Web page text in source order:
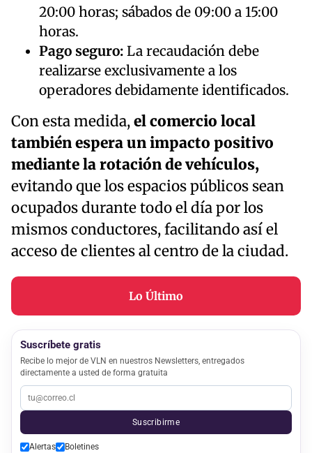
20:00 horas; sábados de 09:00 a 15:00
horas.
Pago seguro: La recaudación debe
realizarse exclusivamente a los
operadores debidamente identificados.
Con esta medida,el comercio local
también espera un impacto positivo
mediante la rotación de vehículos,
evitando que los espacios públicos sean
ocupados durante todo el día por los
mismos conductores, facilitando así el
acceso de clientes al centro de la ciudad.
Lo Último
Suscríbete gratis
Recibe lo mejor de VLN en nuestros Newsletters, entregados
directamente a usted de forma gratuita
Suscribirme
Alertas Boletines